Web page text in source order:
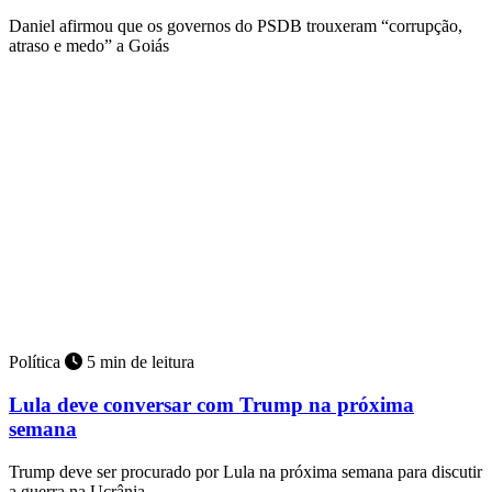
Daniel afirmou que os governos do PSDB trouxeram “corrupção,
atraso e medo” a Goiás
Política 5 min de leitura
Lula deve conversar com Trump na próxima
semana
Trump deve ser procurado por Lula na próxima semana para discutir